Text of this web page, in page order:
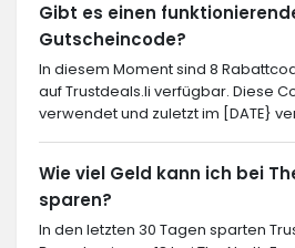
Gibt es einen
Gutscheincode?
In diesem Moment sind 8
auf Trustdeals.li verfügbar. Diese
verwendet und zuletzt im [DATE}
Wie viel Geld kann ich bei
sparen?
In den letzten 30 Tagen sparten